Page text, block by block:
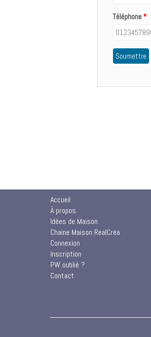
Téléphone*
Accueil
À propos
Idées de Maison
Chaine Maison RealCrea
Connexion
Inscription
PW oublié ?
Contact